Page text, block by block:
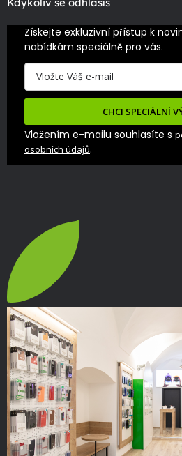
Získejte exkluzivní přístup k
nabídkám speciálně pro vás.
CHCI SPECIÁLNÍ
Vložením e-mailu souhlasíte s
osobních údajů.